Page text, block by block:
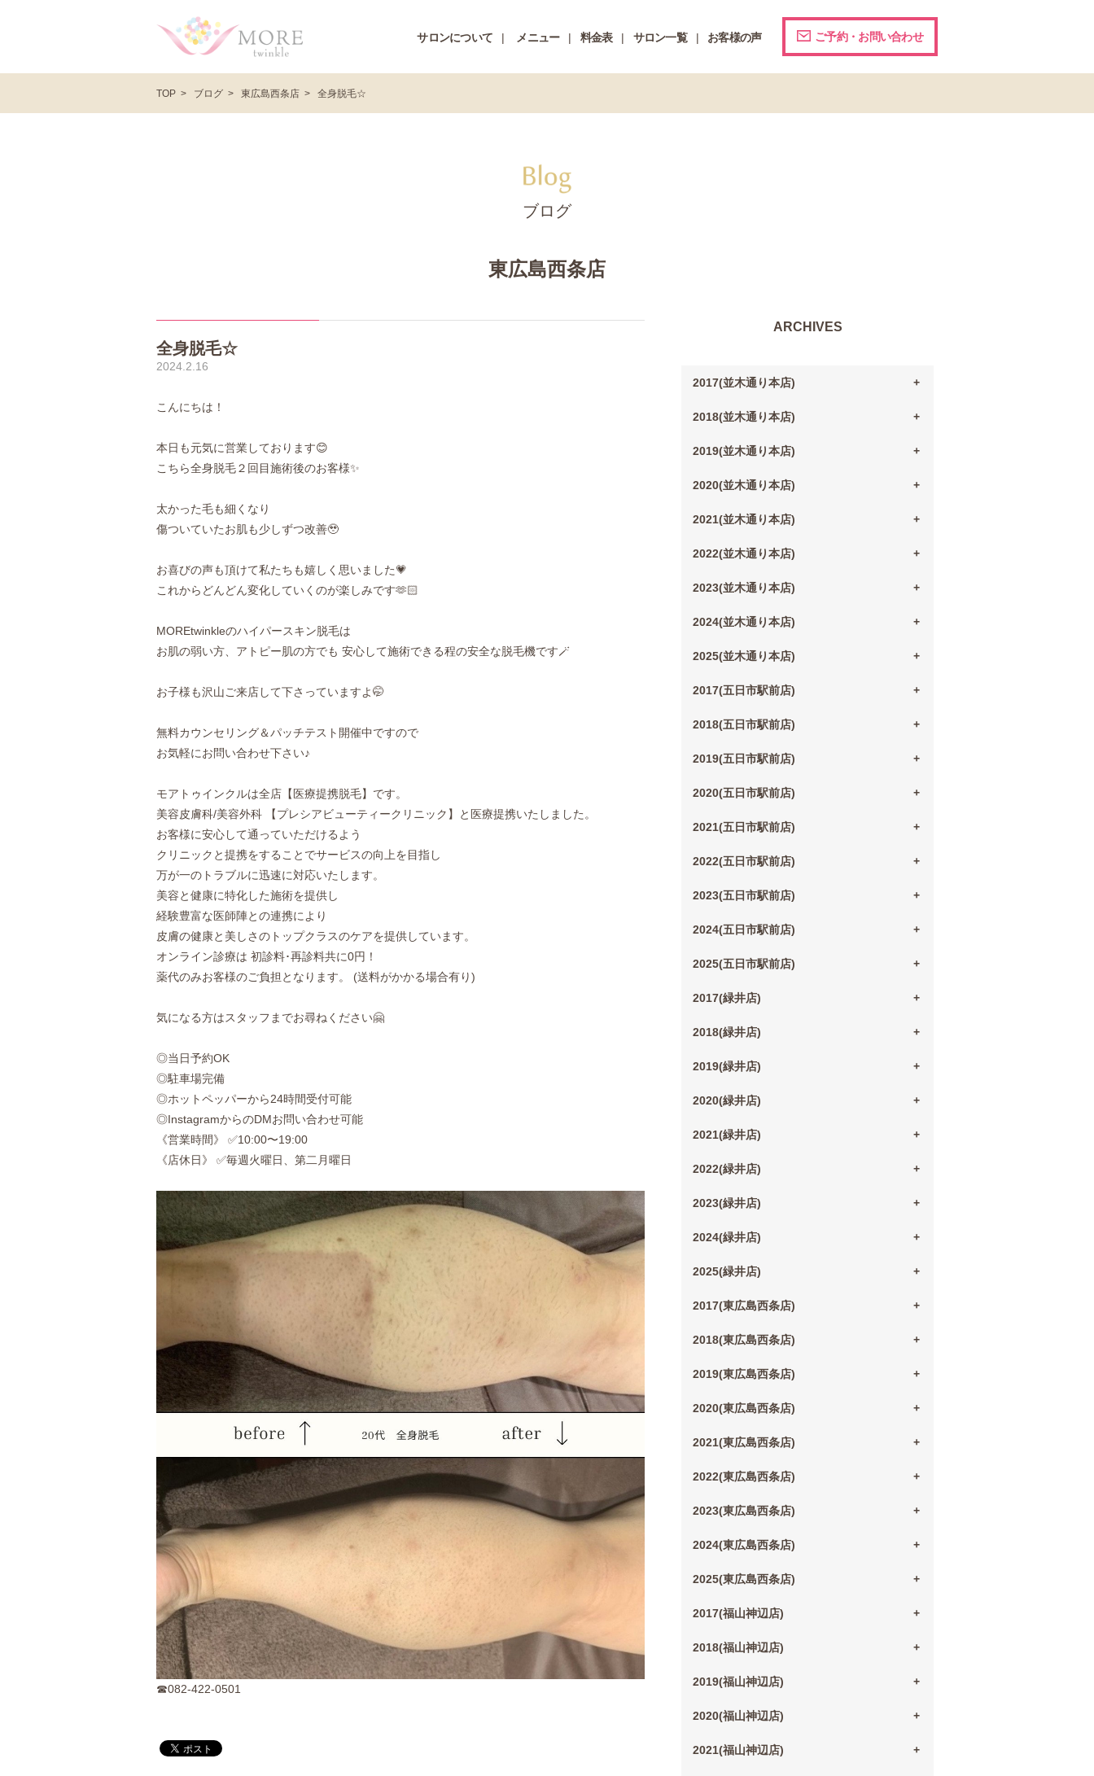
サロンについて メニュー 料金表 サロン一覧 お客様の声 ご予約・お問い合わせ
TOP ブログ 東広島西条店 全身脱毛☆
ブログ
東広島西条店
全身脱毛☆
2024.2.16
こんにちは！
本日も元気に営業しております😊
こちら全身脱毛２回目施術後のお客様✨
太かった毛も細くなり
傷ついていたお肌も少しずつ改善🥹
お喜びの声も頂けて私たちも嬉しく思いました💗
これからどんどん変化していくのが楽しみです🫶🏻
MOREtwinkleのハイパースキン脱毛は
お肌の弱い方、アトピー肌の方でも 安心して施術できる程の安全な脱毛機です🪄
お子様も沢山ご来店して下さっていますよ🤭
無料カウンセリング＆パッチテスト開催中ですので
お気軽にお問い合わせ下さい♪
モアトゥインクルは全店【医療提携脱毛】です。
美容皮膚科/美容外科 【プレシアビューティークリニック】と医療提携いたしました。
お客様に安心して通っていただけるよう
クリニックと提携をすることでサービスの向上を目指し
万が一のトラブルに迅速に対応いたします。
美容と健康に特化した施術を提供し
経験豊富な医師陣との連携により
皮膚の健康と美しさのトップクラスのケアを提供しています。
オンライン診療は 初診料･再診料共に0円！
薬代のみお客様のご負担となります。 (送料がかかる場合有り)
気になる方はスタッフまでお尋ねください🤗
◎当日予約OK
◎駐車場完備
◎ホットペッパーから24時間受付可能
◎InstagramからのDMお問い合わせ可能
《営業時間》 ✅10:00〜19:00
《店休日》 ✅毎週火曜日、第二月曜日
☎082-422-0501
ARCHIVES
2017(並木通り本店)
2018(並木通り本店)
2019(並木通り本店)
2020(並木通り本店)
2021(並木通り本店)
2022(並木通り本店)
2023(並木通り本店)
2024(並木通り本店)
2025(並木通り本店)
2017(五日市駅前店)
2018(五日市駅前店)
2019(五日市駅前店)
2020(五日市駅前店)
2021(五日市駅前店)
2022(五日市駅前店)
2023(五日市駅前店)
2024(五日市駅前店)
2025(五日市駅前店)
2017(緑井店)
2018(緑井店)
2019(緑井店)
2020(緑井店)
2021(緑井店)
2022(緑井店)
2023(緑井店)
2024(緑井店)
2025(緑井店)
2017(東広島西条店)
2018(東広島西条店)
2019(東広島西条店)
2020(東広島西条店)
2021(東広島西条店)
2022(東広島西条店)
2023(東広島西条店)
2024(東広島西条店)
2025(東広島西条店)
2017(福山神辺店)
2018(福山神辺店)
2019(福山神辺店)
2020(福山神辺店)
2021(福山神辺店)